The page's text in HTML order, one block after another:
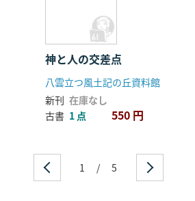
神と人の交差点
八雲立つ風土記の丘資料館
新刊 在庫なし
古書 1 点 550 円
1 / 5